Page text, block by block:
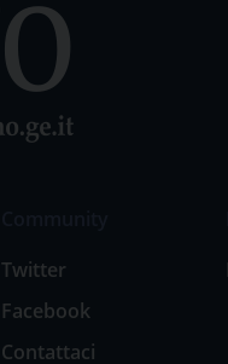
Twitter
Facebook
Contattaci